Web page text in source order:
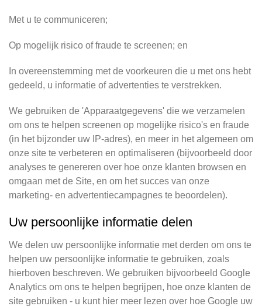
Met u te communiceren;
Op mogelijk risico of fraude te screenen; en
In overeenstemming met de voorkeuren die u met ons hebt
gedeeld, u informatie of advertenties te verstrekken.
We gebruiken de 'Apparaatgegevens' die we verzamelen
om ons te helpen screenen op mogelijke risico's en fraude
(in het bijzonder uw IP-adres), en meer in het algemeen om
onze site te verbeteren en optimaliseren (bijvoorbeeld door
analyses te genereren over hoe onze klanten browsen en
omgaan met de Site, en om het succes van onze
marketing- en advertentiecampagnes te beoordelen).
Uw persoonlijke informatie delen
We delen uw persoonlijke informatie met derden om ons te
helpen uw persoonlijke informatie te gebruiken, zoals
hierboven beschreven. We gebruiken bijvoorbeeld Google
Analytics om ons te helpen begrijpen, hoe onze klanten de
site gebruiken - u kunt hier meer lezen over hoe Google uw